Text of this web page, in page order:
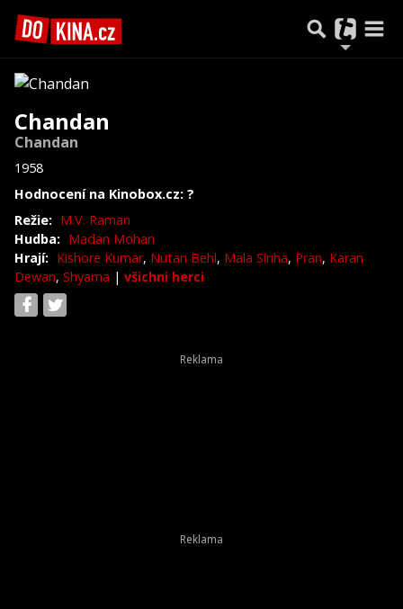
Chandan
Chandan
1958
Hodnocení na Kinobox.cz: ?
Režie: M.V. Raman
Hudba: Madan Mohan
Hrají: Kishore Kumar, Nutan Behl, Mala Sinha, Pran, Karan
Dewan, Shyama | všichni herci